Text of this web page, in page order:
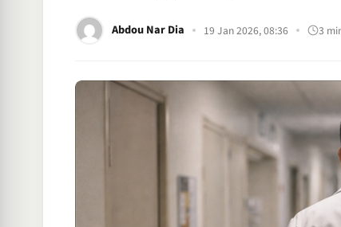
Abdou Nar Dia 19 Jan 2026, 08:36 3